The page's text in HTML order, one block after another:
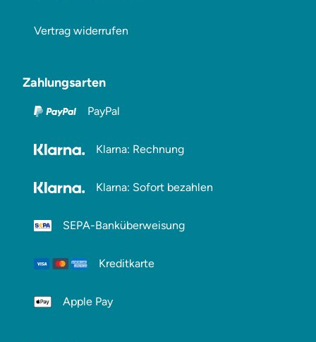
Vertrag widerrufen
Zahlungsarten
PayPal
Klarna: Rechnung
Klarna: Sofort bezahlen
SEPA-Banküberweisung
Kreditkarte
Apple Pay